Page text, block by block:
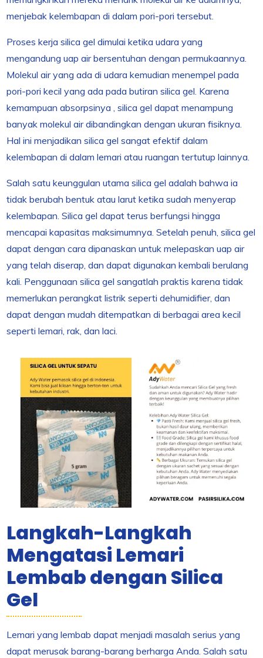
menjebak kelembapan di dalam pori-pori tersebut.
Proses kerja silica gel dimulai ketika udara yang
mengandung uap air bersentuhan dengan permukaannya.
Molekul air yang ada di udara kemudian menempel pada
pori-pori kecil yang ada pada butiran silica gel. Karena
kemampuan absorpsinya , silica gel dapat menampung
banyak molekul air dibandingkan dengan ukuran fisiknya.
Hal ini menjadikan silica gel sangat efektif dalam
kelembapan di dalam lemari atau ruangan tertutup lainnya.
Salah satu keunggulan utama silica gel adalah bahwa ia
tidak berubah bentuk atau larut ketika sudah menyerap
kelembapan. Silica gel dapat terus berfungsi hingga
mencapai kapasitas maksimumnya. Setelah penuh, silica gel
dapat dengan cara dipanaskan untuk melepaskan uap air
yang telah diserap, dan dapat digunakan kembali berulang
kali. Penggunaan silica gel sangatlah praktis karena tidak
memerlukan perangkat listrik seperti dehumidifier, dan
dapat dengan mudah ditempatkan di berbagai area kecil
seperti lemari, rak, dan laci.
Langkah-Langkah
Mengatasi Lemari
Lembab dengan Silica
Gel
Lemari yang lembab dapat menjadi masalah serius yang
dapat merusak barang-barang berharga Anda. Salah satu